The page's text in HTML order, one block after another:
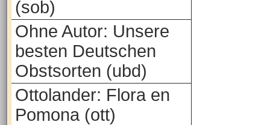
(sob)
Ohne Autor: Unsere
besten Deutschen
Obstsorten (ubd)
Ottolander: Flora en
Pomona (ott)